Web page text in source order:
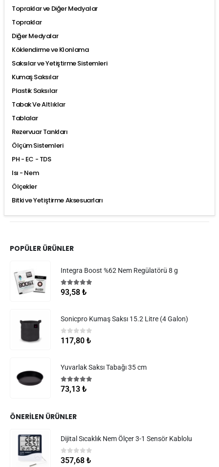
Topraklar ve Diğer Medyalar
Topraklar
Diğer Medyalar
Köklendirme ve Klonlama
Saksılar ve Yetiştirme Sistemleri
Kumaş Saksılar
Plastik Saksılar
Tabak Ve Altlıklar
Tablalar
Rezervuar Tankları
Ölçüm Sistemleri
PH - EC - TDS
Isı - Nem
Ölçekler
Bitki ve Yetiştirme Aksesuarları
POPÜLER ÜRÜNLER
Integra Boost %62 Nem Regülatörü 8 g
5.005 üzerinden
93,58 ₺
Sonicpro Kumaş Saksı 15.2 Litre (4 Galon)
0 5 üzerinden
117,80 ₺
Yuvarlak Saksı Tabağı 35 cm
5.005 üzerinden
73,13 ₺
ÖNERILEN ÜRÜNLER
Dijital Sıcaklık Nem Ölçer 3-1 Sensör Kablolu
05 üzerinden
357,68 ₺